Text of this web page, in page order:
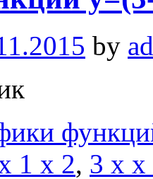
by
1 x 2, 3 x x